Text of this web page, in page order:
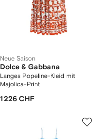
Neue Saison
Dolce & Gabbana
Langes Popeline-Kleid mit
Majolica-Print
1 226 CHF